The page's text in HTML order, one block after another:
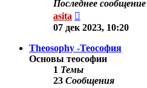
Последнее сообщение
asita
к
сообщению
07 дек 2023, 10:20
Theosophy -Теософия
Основы теософии
1 Темы
23 Сообщения